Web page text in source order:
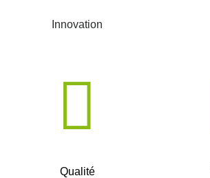
Innovation
Qualité